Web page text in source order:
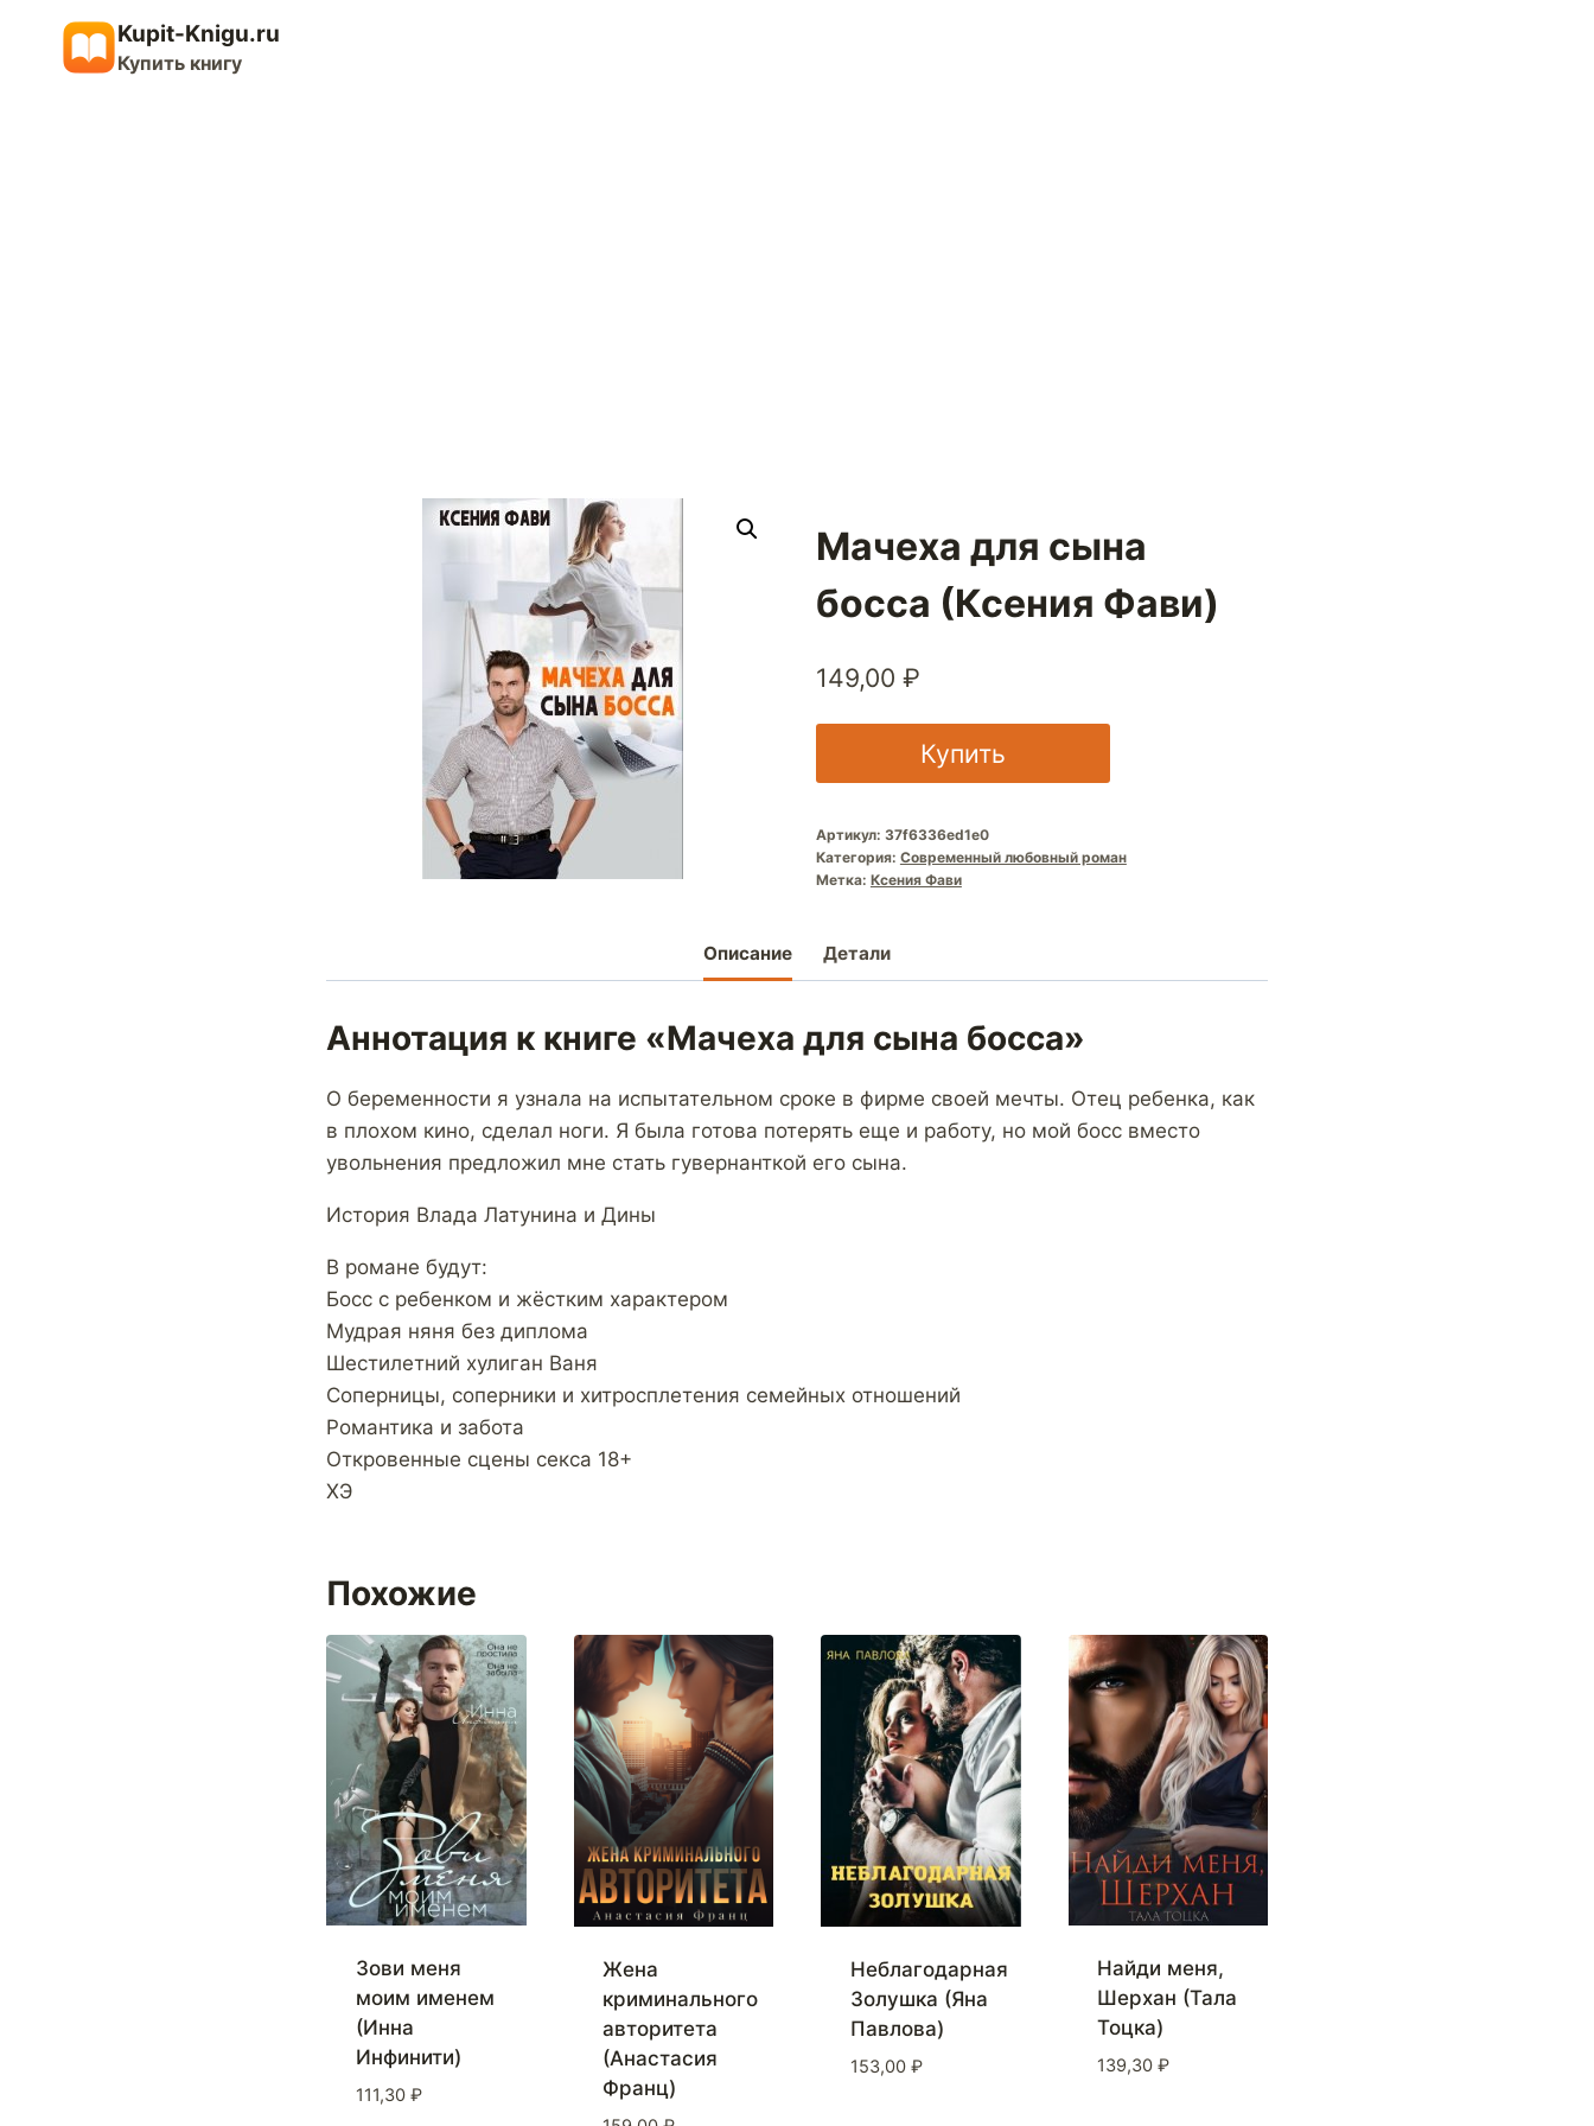
содержимому
Kupit-Knigu.ru
Купить книгу
Мачеха для сына
босса (Ксения Фави)
149,00 ₽
Купить
Артикул: 37f6336ed1e0
Категория: Современный любовный роман
Метка: Ксения Фави
Описание Детали
Аннотация к книге «Мачеха для сына босса»
О беременности я узнала на испытательном сроке в фирме своей мечты. Отец ребенка, как
в плохом кино, сделал ноги. Я была готова потерять еще и работу, но мой босс вместо
увольнения предложил мне стать гувернанткой его сына.
История Влада Латунина и Дины
В романе будут:
Босс с ребенком и жёстким характером
Мудрая няня без диплома
Шестилетний хулиган Ваня
Соперницы, соперники и хитросплетения семейных отношений
Романтика и забота
Откровенные сцены секса 18+
ХЭ
Похожие
Зови меня
моим именем
(Инна
Инфинити)
111,30 ₽
Жена
криминального
авторитета
(Анастасия
Франц)
Неблагодарная
Золушка (Яна
Павлова)
153,00 ₽
Найди меня,
Шерхан (Тала
Тоцка)
139,30 ₽